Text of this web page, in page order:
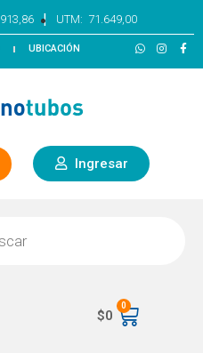
913,86 | UTM: 71.649,00
UBICACIÓN
Ingresar
$0
0